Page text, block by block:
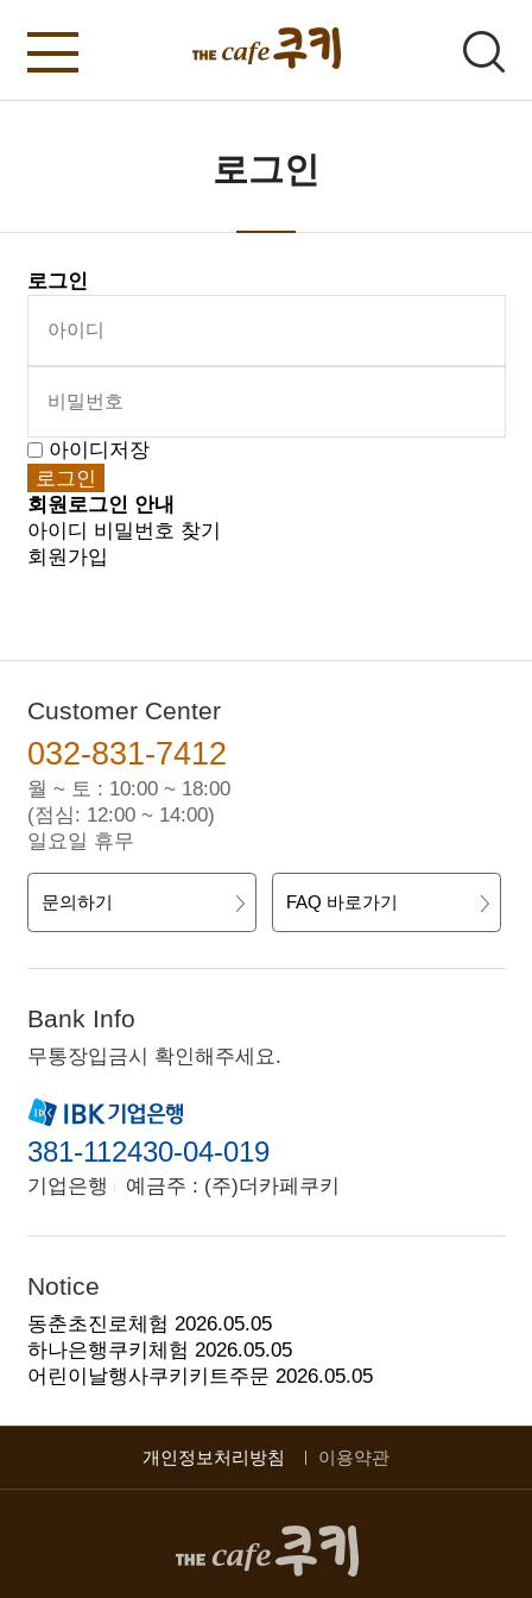
로그인
로그인
아이디저장
회원로그인 안내
아이디 비밀번호 찾기
회원가입
Customer Center
032-831-7412
월 ~ 토 : 10:00 ~ 18:00
(점심: 12:00 ~ 14:00)
일요일 휴무
문의하기 FAQ 바로가기
Bank Info
무통장입금시 확인해주세요.
381-112430-04-019
기업은행 예금주 : (주)더카페쿠키
Notice
동춘초진로체험 2026.05.05
하나은행쿠키체험 2026.05.05
어린이날행사쿠키키트주문 2026.05.05
개인정보처리방침 이용약관